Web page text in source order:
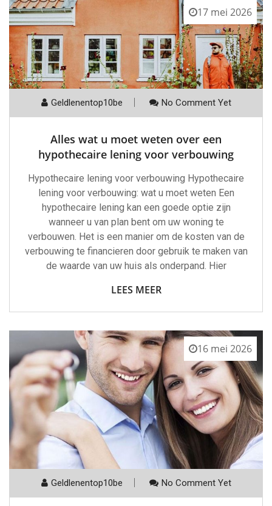
17 mei 2026
Geldlenentop10be No Comment Yet
Alles wat u moet weten over een
hypothecaire lening voor verbouwing
Hypothecaire lening voor verbouwing Hypothecaire
lening voor verbouwing: wat u moet weten Een
hypothecaire lening kan een goede optie zijn
wanneer u van plan bent om uw woning te
verbouwen. Het is een manier om de kosten van de
verbouwing te financieren door gebruik te maken van
de waarde van uw huis als onderpand. Hier
LEES MEER
16 mei 2026
Geldlenentop10be No Comment Yet